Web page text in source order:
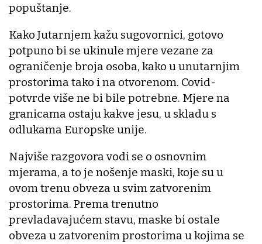
popuštanje.
Kako Jutarnjem kažu sugovornici, gotovo
potpuno bi se ukinule mjere vezane za
ograničenje broja osoba, kako u unutarnjim
prostorima tako i na otvorenom. Covid-
potvrde više ne bi bile potrebne. Mjere na
granicama ostaju kakve jesu, u skladu s
odlukama Europske unije.
Najviše razgovora vodi se o osnovnim
mjerama, a to je nošenje maski, koje su u
ovom trenu obveza u svim zatvorenim
prostorima. Prema trenutno
prevladavajućem stavu, maske bi ostale
obveza u zatvorenim prostorima u kojima se